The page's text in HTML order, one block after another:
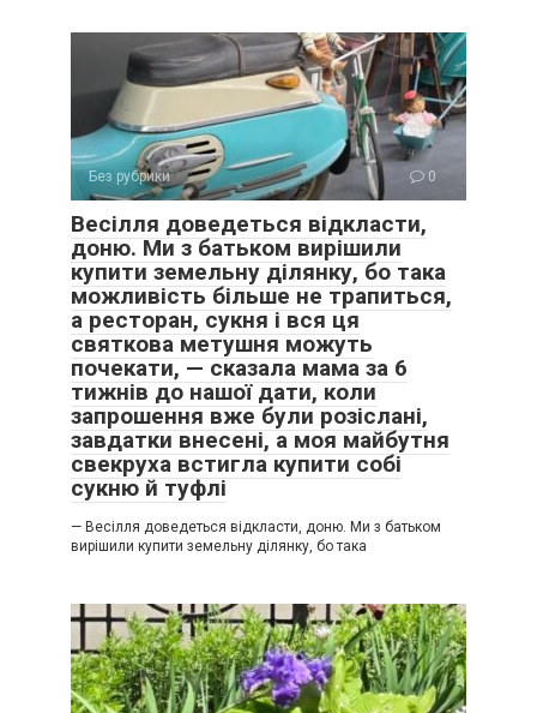
Без рубрики 0
Весілля доведеться відкласти,
доню. Ми з батьком вирішили
купити земельну ділянку, бо така
можливість більше не трапиться,
а ресторан, сукня і вся ця
святкова метушня можуть
почекати, — сказала мама за 6
тижнів до нашої дати, коли
запрошення вже були розіслані,
завдатки внесені, а моя майбутня
свекруха встигла купити собі
сукню й туфлі
— Весілля доведеться відкласти, доню. Ми з батьком
вирішили купити земельну ділянку, бо така